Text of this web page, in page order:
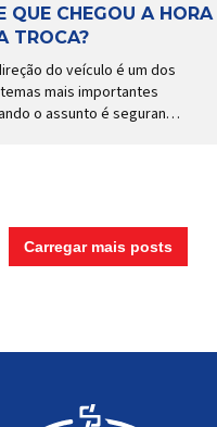
QUE CHEGOU A HORA
TROCA?
do veículo é um dos
mais importantes
o assunto é segurança,
do volante,
estabilidade e
em diferentes
mecânicos, […]
Carregar mais posts